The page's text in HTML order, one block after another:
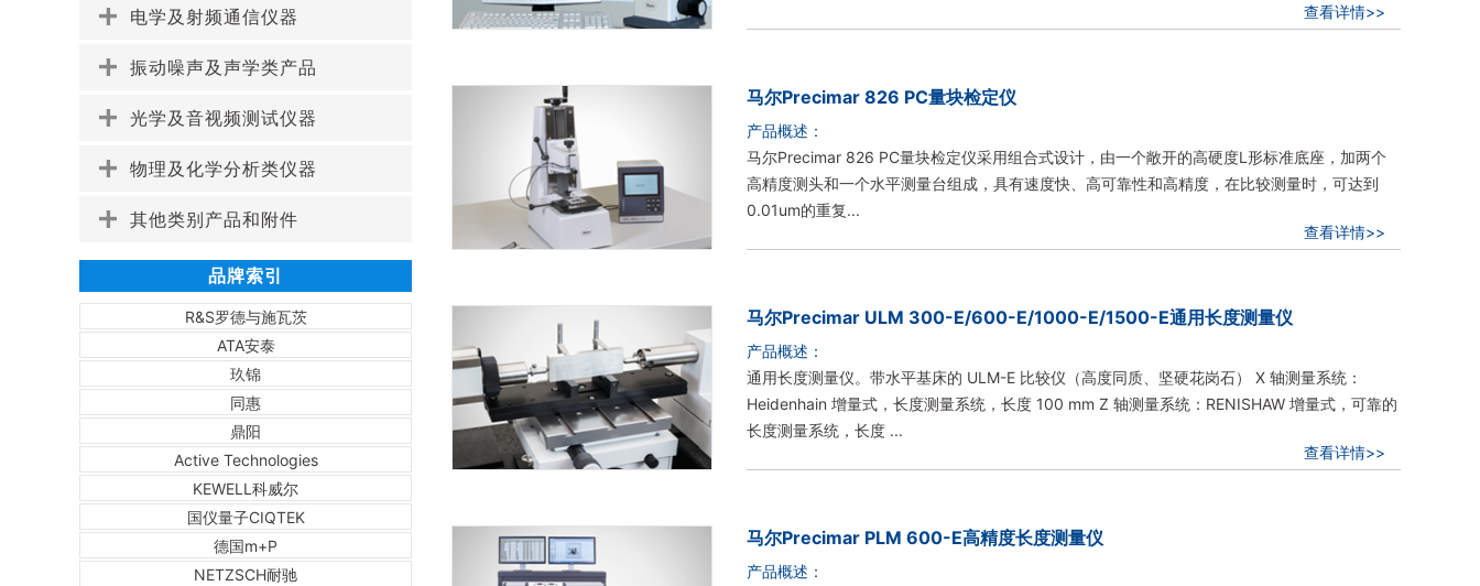
电学及射频通信仪器
振动噪声及声学类产品
光学及音视频测试仪器
物理及化学分析类仪器
其他类别产品和附件
品牌索引
R&S罗德与施瓦茨
ATA安泰
玖锦
同惠
鼎阳
Active Technologies
KEWELL科威尔
国仪量子CIQTEK
德国m+P
NETZSCH耐驰
查看详情>>
马尔Precimar 826 PC量块检定仪
产品概述：
马尔Precimar 826 PC量块检定仪采用组合式设计，由一个敞开的高硬度L形标准底座，加两个
高精度测头和一个水平测量台组成，具有速度快、高可靠性和高精度，在比较测量时，可达到
0.01um的重复...
查看详情>>
马尔Precimar ULM 300-E/600-E/1000-E/1500-E通用长度测量仪
产品概述：
通用长度测量仪。带水平基床的 ULM-E 比较仪（高度同质、坚硬花岗石） X 轴测量系统：
Heidenhain 增量式，长度测量系统，长度 100 mm Z 轴测量系统：RENISHAW 增量式，可靠的
长度测量系统，长度 ...
查看详情>>
马尔Precimar PLM 600-E高精度长度测量仪
产品概述：